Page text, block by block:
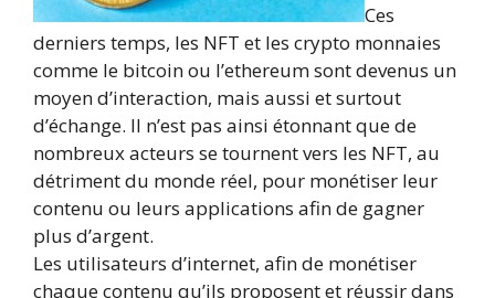
Ces
derniers temps, les NFT et les crypto monnaies
comme le bitcoin ou l’ethereum sont devenus un
moyen d’interaction, mais aussi et surtout
d’échange. Il n’est pas ainsi étonnant que de
nombreux acteurs se tournent vers les NFT, au
détriment du monde réel, pour monétiser leur
contenu ou leurs applications afin de gagner
plus d’argent.
Les utilisateurs d’internet, afin de monétiser
chaque contenu qu’ils proposent et réussir dans